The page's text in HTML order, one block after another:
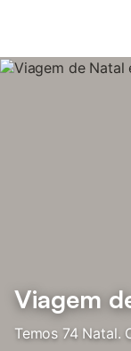
Viagem
Temos 74 Natal.